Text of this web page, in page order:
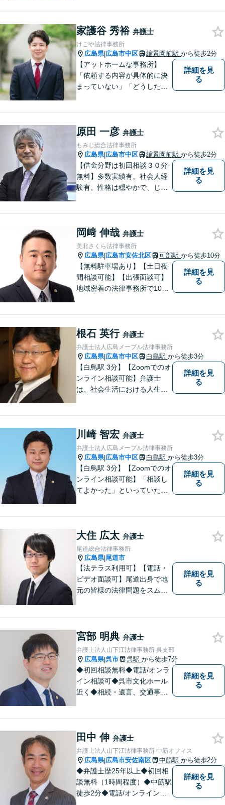
え、納得の解決を目指しま
す。
家護谷 秀裕 弁護士
けごや法律事務所
広島県|広島市中区 縮景園前駅 から徒歩2分
【アットホームな事務所】
「依頼する内容が具体的に決
まっていない」「どうしたら
件、借金問題、消費者被害を
取り扱っております。
詳細を見
る
原田 一彦 弁護士
もみじ総合法律事務所
広島県|広島市中区 縮景園前駅 から徒歩2分
【借金分野は初回相談３０分
無料】多数実績有。社会人経
験有。性格は穏やかで、じっ
詳細を見
る
岡﨑 伸哉 弁護士
美北さくら法律事務所
広島県|広島市安佐北区 可部駅 から徒歩10分
【無料駐車場あり】【土日夜
間相談可能】【出張面談可】
地域密着の法律事務所で10年
面談も承っています！【借金
問題相談無料】
詳細を見
る
根石 英行 弁護士
弁護士法人広島メープル法律事務所
広島県|広島市中区 白島駅 から徒歩3分
【白鳥駅 3分】【Zoomでのオ
ンライン相談可能】弁護士
は、社会生活における人生の
整えておりますので、困った
とき、迷ったときはお気軽に
ご相談ください。
詳細を見
る
川崎 智宏 弁護士
弁護士法人広島メープル法律事務所
広島県|広島市中区 白島駅 から徒歩3分
【白鳥駅 3分】【Zoomでのオ
ンライン相談可能】「相談し
てよかった」といっていただ
スペースのご用意が可能で
す。ご希望の方はご予約の際
にお申し付けください。
詳細を見
る
大住 広太 弁護士
尾道総合法律事務所
広島県|尾道市
【法テラス利用可】【電話・
ビデオ面談可】尾道出身で地
元の皆様の法律問題をスムー
気配り、親身な対応がモット
ーで、様々な分野における法
的サービスを提供いたしま
す。
詳細を見
る
宮部 明典 弁護士
弁護士法人山下江法律事務所 呉支部
広島県|呉市 呉駅 から徒歩7分
◆初回相談無料◆電話/オンラ
イン相談可◆呉市文化ホール
近く◆相続・遺言、交通事
など。話しにくいことも安心
してご相談ください。あなた
の気持ちに寄り添い、丁寧に
お応えします。
詳細を見
る
田中 伸 弁護士
弁護士法人山下江法律事務所 中筋オフィス
広島県|広島市安佐南区 中筋駅 から徒歩2分
◆弁護士歴25年以上◆初回相
談無料（1時間程度）◆中筋駅
徒歩2分◆電話/オンライン相
詳細を見
る